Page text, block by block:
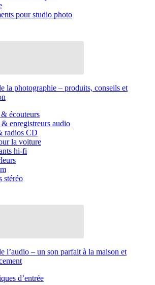
pour studio photo
la photographie – produits, conseils et
écouteurs
enregistreurs audio
radios CD
la voiture
hi-fi
stéréo
l’audio – un son parfait à la maison et
d’entrée